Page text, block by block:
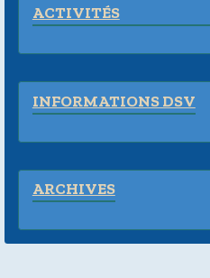
ACTIVITÉS
INFORMATIONS DSV
ARCHIVES